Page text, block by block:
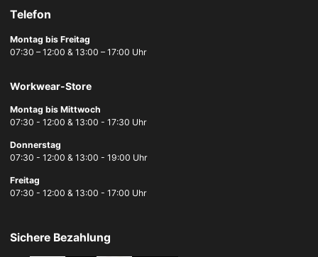
Telefon
Montag bis Freitag
07:30 – 12:00 & 13:00 – 17:00 Uhr
Workwear-Store
Montag bis Mittwoch
07:30 - 12:00 & 13:00 - 17:30 Uhr
Donnerstag
07:30 - 12:00 & 13:00 - 19:00 Uhr
Freitag
07:30 - 12:00 & 13:00 - 17:00 Uhr
Sichere Bezahlung